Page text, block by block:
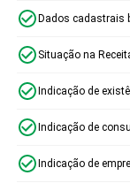
Dados cadastrais
Situação na
Indicação de
Indicação de
Indicação de